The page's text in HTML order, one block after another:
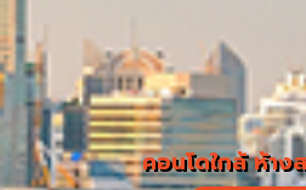
คอนโดใกล้ ห้าง